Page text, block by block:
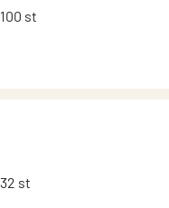
100 st
32 st